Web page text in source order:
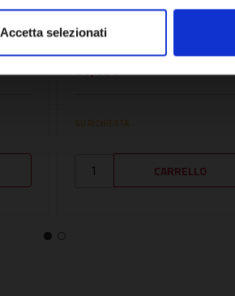
Accetta selezionati
TRASFORMATORE
ACCENSIONE -
60,63€+ IVA
SU RICHIESTA